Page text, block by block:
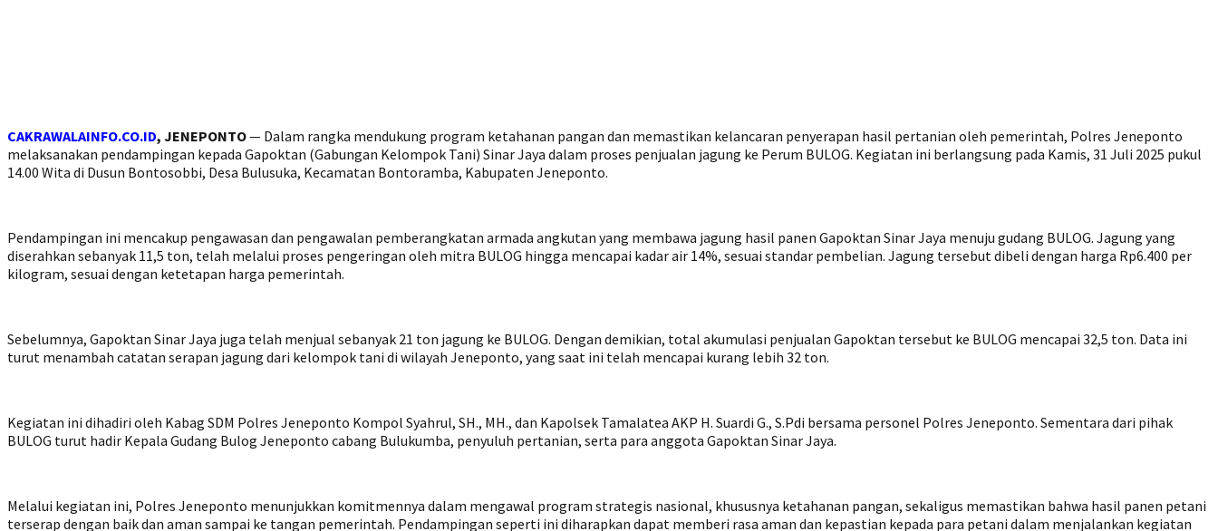
CAKRAWALAINFO.CO.ID, JENEPONTO— Dalam rangka mendukung program ketahanan pangan dan memastikan kelancaran penyerapan hasil pertanian oleh pemerintah, Polres Jeneponto
melaksanakan pendampingan kepada Gapoktan (Gabungan Kelompok Tani) Sinar Jaya dalam proses penjualan jagung ke Perum BULOG. Kegiatan ini berlangsung pada Kamis, 31 Juli 2025 pukul
14.00 Wita di Dusun Bontosobbi, Desa Bulusuka, Kecamatan Bontoramba, Kabupaten Jeneponto.
Pendampingan ini mencakup pengawasan dan pengawalan pemberangkatan armada angkutan yang membawa jagung hasil panen Gapoktan Sinar Jaya menuju gudang BULOG. Jagung yang
diserahkan sebanyak 11,5 ton, telah melalui proses pengeringan oleh mitra BULOG hingga mencapai kadar air 14%, sesuai standar pembelian. Jagung tersebut dibeli dengan harga Rp6.400 per
kilogram, sesuai dengan ketetapan harga pemerintah.
Sebelumnya, Gapoktan Sinar Jaya juga telah menjual sebanyak 21 ton jagung ke BULOG. Dengan demikian, total akumulasi penjualan Gapoktan tersebut ke BULOG mencapai 32,5 ton. Data ini
turut menambah catatan serapan jagung dari kelompok tani di wilayah Jeneponto, yang saat ini telah mencapai kurang lebih 32 ton.
Kegiatan ini dihadiri oleh Kabag SDM Polres Jeneponto Kompol Syahrul, SH., MH., dan Kapolsek Tamalatea AKP H. Suardi G., S.Pdi bersama personel Polres Jeneponto. Sementara dari pihak
BULOG turut hadir Kepala Gudang Bulog Jeneponto cabang Bulukumba, penyuluh pertanian, serta para anggota Gapoktan Sinar Jaya.
Melalui kegiatan ini, Polres Jeneponto menunjukkan komitmennya dalam mengawal program strategis nasional, khususnya ketahanan pangan, sekaligus memastikan bahwa hasil panen petani
terserap dengan baik dan aman sampai ke tangan pemerintah. Pendampingan seperti ini diharapkan dapat memberi rasa aman dan kepastian kepada para petani dalam menjalankan kegiatan